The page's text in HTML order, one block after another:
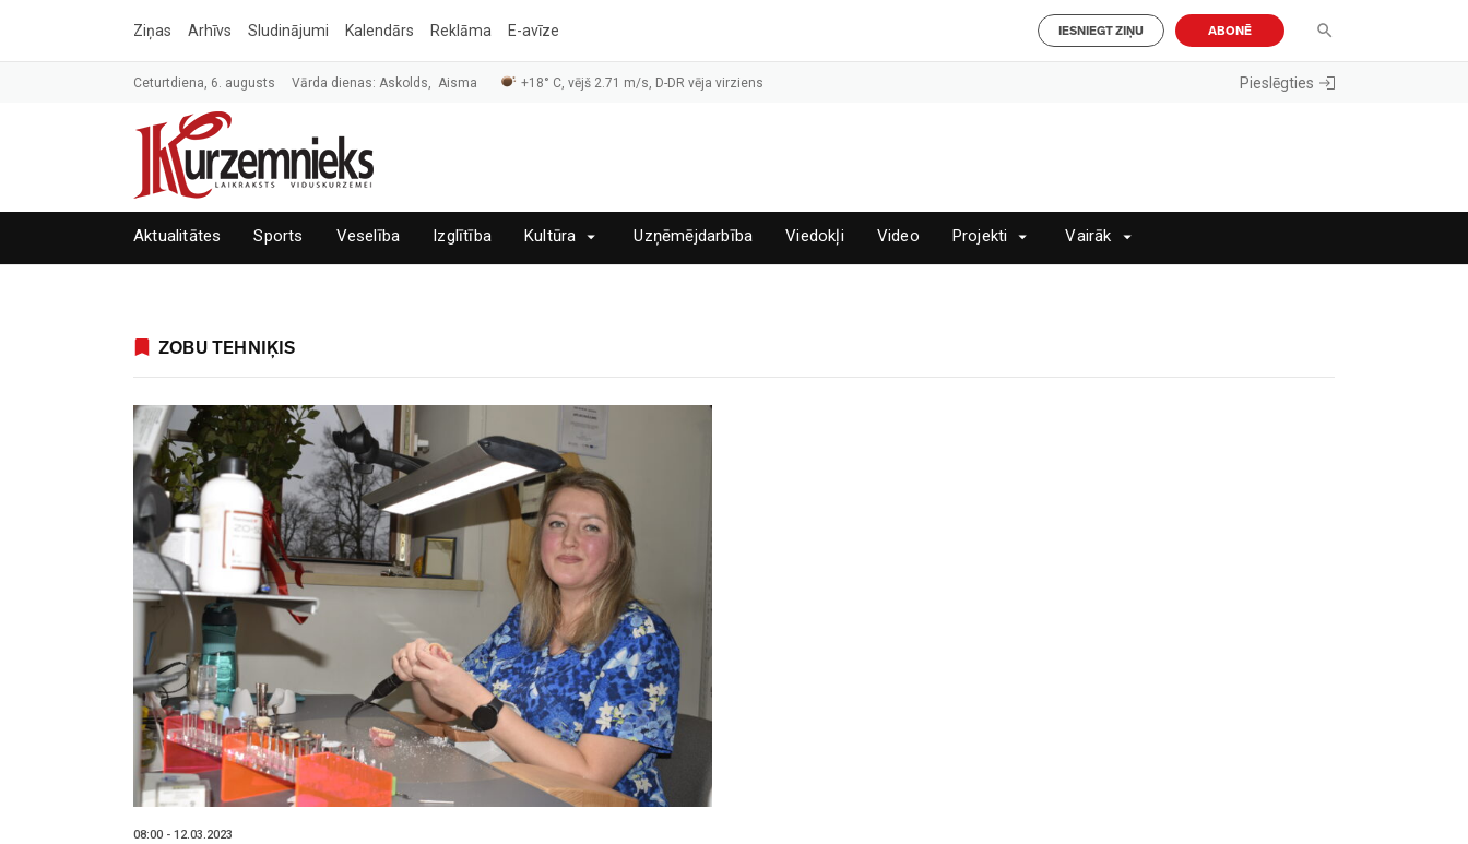
Ziņas Arhīvs Sludinājumi Kalendārs Reklāma E-avīze IESNIEGT ZIŅU ABONĒ
Ceturtdiena, 6. augusts Vārda dienas: Askolds, Aisma +18° C, vējš 2.71 m/s, D-DR vēja virziens Pieslēgties
Aktualitātes Sports Veselība Izglītība Kultūra Uzņēmējdarbība Viedokļi Video Projekti Vairāk
ZOBU TEHNIĶIS
08:00 - 12.03.2023